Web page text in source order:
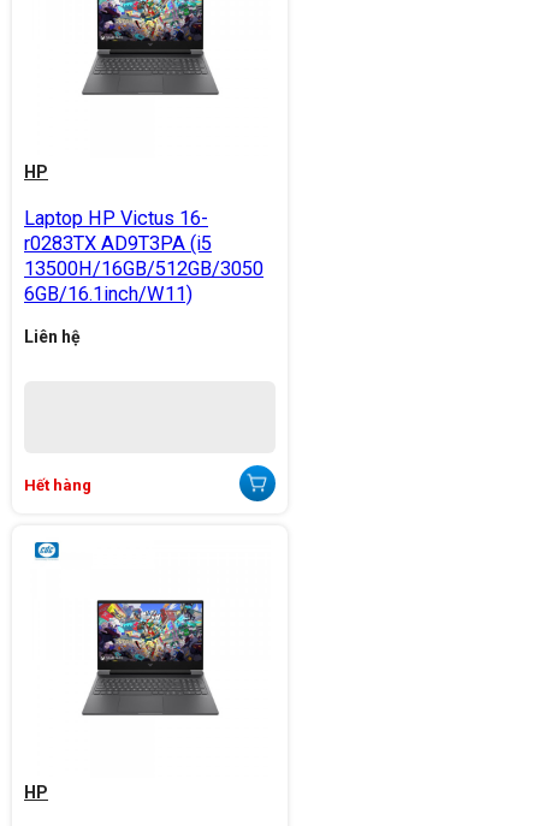
HP
Laptop HP Victus 16-
r0283TX AD9T3PA (i5
13500H/16GB/512GB/3050
6GB/16.1inch/W11)
Liên hệ
Hết hàng
HP